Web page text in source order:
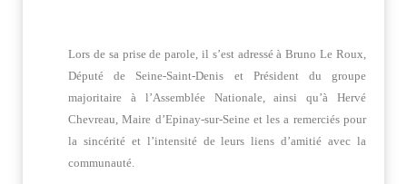
Lors de sa prise de parole, il s’est adressé à Bruno Le Roux,
Député de Seine-Saint-Denis et Président du groupe
majoritaire à l’Assemblée Nationale, ainsi qu’à Hervé
Chevreau, Maire d’Epinay-sur-Seine et les a remerciés pour
la sincérité et l’intensité de leurs liens d’amitié avec la
communauté.